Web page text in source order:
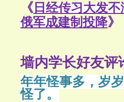
《日经传习大发
俄军成建制投降》
墙内学长好友评
年年怪事多，岁岁
怪了。